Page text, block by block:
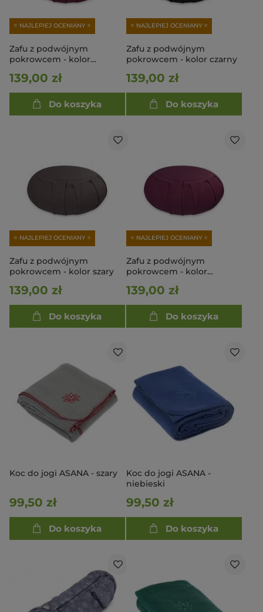
⭐ NAJLEPIEJ OCENIANY ⭐
Zafu z podwójnym
pokrowcem - kolor
139,00 zł
Do koszyka
⭐ NAJLEPIEJ OCENIANY ⭐
Zafu z podwójnym
pokrowcem - kolor czarny
139,00 zł
Do koszyka
⭐ NAJLEPIEJ OCENIANY ⭐
Zafu z podwójnym
pokrowcem - kolor szary
139,00 zł
Do koszyka
⭐ NAJLEPIEJ OCENIANY ⭐
Zafu z podwójnym
pokrowcem - kolor
139,00 zł
Do koszyka
Koc do jogi ASANA - szary
99,50 zł
Do koszyka
Koc do jogi ASANA -
niebieski
99,50 zł
Do koszyka